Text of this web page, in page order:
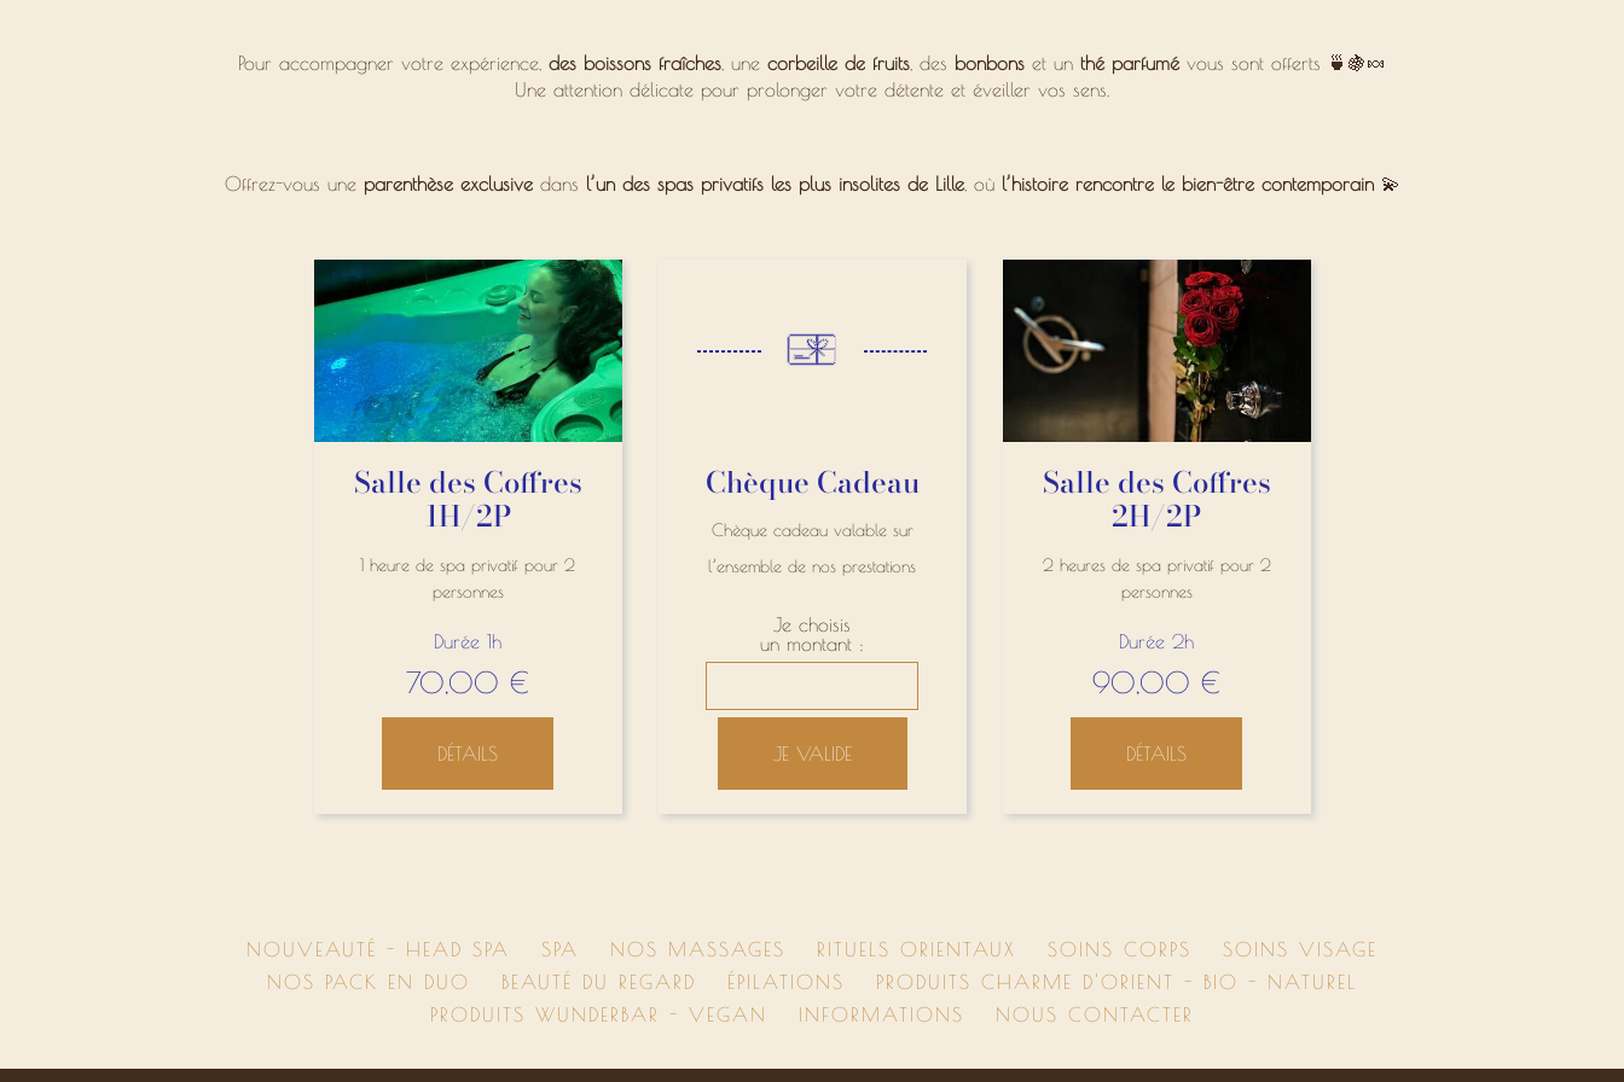
Pour accompagner votre expérience, des boissons fraîches , une corbeille de fruits , des bonbons et un thé parfumévous sont offerts 🍵🍇🍬
Une attention délicate pour prolonger votre détente et éveiller vos sens.
Offrez-vous une parenthèse exclusivedans l’un des spas privatifs les plus insolites de Lille, où l’histoire rencontre le bien-être contemporain💫
Salle des Coffres
1H/2P
1 heure de spa privatif pour 2
personnes
Durée 1h
70,00 €
DÉTAILS
Chèque Cadeau
Chèque cadeau valable sur
l’ensemble de nos prestations
Je choisis
un montant :
JE VALIDE
Salle des Coffres
2H/2P
2 heures de spa privatif pour 2
personnes
Durée 2h
90,00 €
DÉTAILS
NOUVEAUTÉ - HEAD SPA SPA NOS MASSAGES RITUELS ORIENTAUX SOINS CORPS
SOINS VISAGE
NOS PACK EN DUO
BEAUTÉ DU REGARD ÉPILATIONS
PRODUITS CHARME D'ORIENT - BIO - NATUREL
PRODUITS WUNDERBAR - VEGAN
INFORMATIONS NOUS CONTACTER